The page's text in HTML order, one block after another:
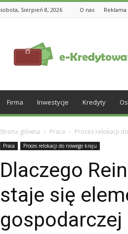
sobota, Sierpień 8, 2026 O nas Reklama
Kredytowanie.pl
Firma Inwestycje Kredyty
Strona główna Praca Proces relokacji
Praca Proces relokacji do nowego kraju
Dlaczego
staje się
gospodarczej